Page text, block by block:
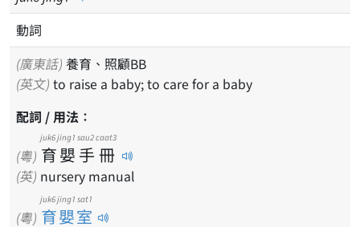
動詞
(廣東話) 養育、照顧BB
(英文) to raise a baby; to care for a baby
配詞 / 用法：
(粵) 育
juk6
嬰
jing1
手
sau2
冊
caat3
(英) nursery manual
(粵) 育嬰室
juk6 jing1 sat1